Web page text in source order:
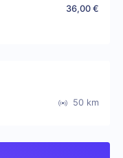
36,00 €
50 km